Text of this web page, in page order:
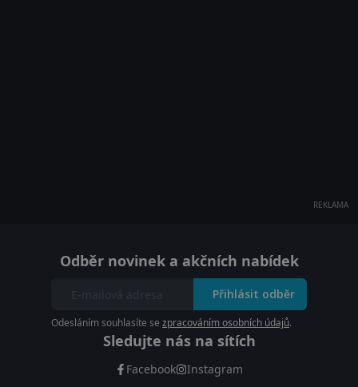
REKLAMA
Odběr novinek a akčních nabídek
Přihlásit odběr
Odesláním souhlasíte se zpracováním osobních údajů.
Sledujte nás na sítích
Facebook Instagram